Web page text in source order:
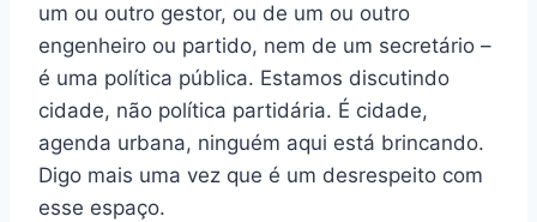
um ou outro gestor, ou de um ou outro
engenheiro ou partido, nem de um secretário –
é uma política pública. Estamos discutindo
cidade, não política partidária. É cidade,
agenda urbana, ninguém aqui está brincando.
Digo mais uma vez que é um desrespeito com
esse espaço.